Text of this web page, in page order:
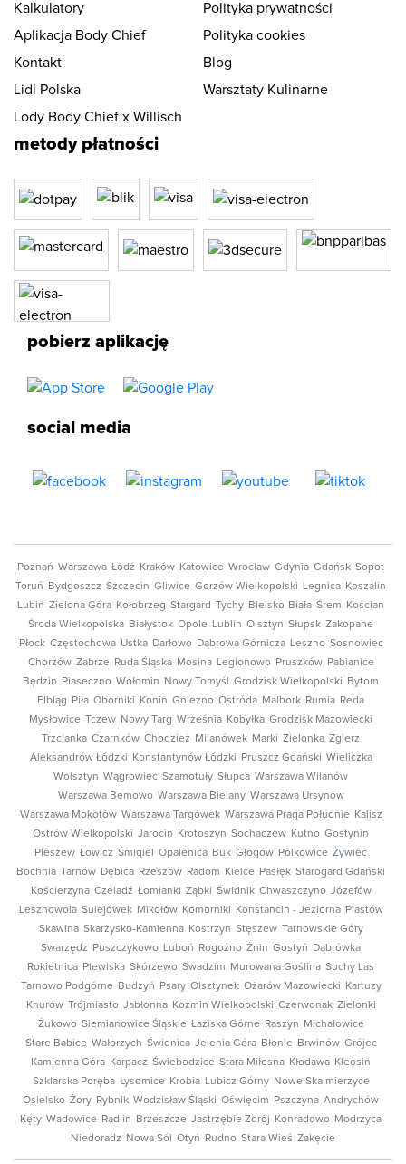
Kalkulatory
Polityka prywatności
Aplikacja Body Chief
Polityka cookies
Kontakt
Blog
Lidl Polska
Warsztaty Kulinarne
Lody Body Chief x Willisch
metody płatności
pobierz aplikację
social media
Poznań Warszawa Łódź Kraków Katowice Wrocław Gdynia Gdańsk Sopot
Toruń
Bydgoszcz Szczecin Gliwice Gorzów Wielkopolski Legnica Koszalin
Lubin Zielona Góra Kołobrzeg Stargard Tychy Bielsko-Biała Śrem
Kościan
Środa Wielkopolska Białystok Opole Lublin Olsztyn Słupsk Zakopane
Płock Częstochowa Ustka Darłowo Dąbrowa Górnicza Leszno Sosnowiec
Chorzów Zabrze Ruda Śląska Mosina Legionowo Pruszków
Pabianice
Będzin
Piaseczno Wołomin Nowy Tomyśl Grodzisk Wielkopolski
Bytom
Elbląg
Piła Oborniki Konin Gniezno Ostróda Malbork Rumia Reda
Mysłowice
Tczew Nowy Targ Września Kobyłka Grodzisk Mazowiecki
Trzcianka Czarnków Chodzież Milanówek Marki Zielonka Zgierz
Aleksandrów Łódzki
Konstantynów Łódzki Pruszcz Gdański Wieliczka
Wolsztyn Wągrowiec Szamotuły Słupca Warszawa Wilanów
Warszawa Bemowo Warszawa Bielany Warszawa Ursynów
Warszawa Mokotów Warszawa Targówek Warszawa Praga Południe
Kalisz
Ostrów Wielkopolski Jarocin Krotoszyn Sochaczew Kutno Gostynin
Pleszew Łowicz Śmigiel Opalenica Buk Głogów Polkowice Żywiec
Bochnia
Tarnów Dębica Rzeszów Radom Kielce Pasłęk Starogard Gdański
Kościerzyna Czeladź Łomianki Ząbki Świdnik Chwaszczyno Józefów
Lesznowola Sulejówek Mikołów Komorniki Konstancin - Jeziorna
Piastów
Skawina Skarżysko-Kamienna Kostrzyn Stęszew
Tarnowskie Góry
Swarzędz
Puszczykowo Luboń Rogoźno Żnin Gostyń
Dąbrówka
Rokietnica Plewiska Skórzewo Swadzim Murowana Goślina Suchy Las
Tarnowo Podgórne
Budzyń Psary Olsztynek Ożarów Mazowiecki
Kartuzy
Knurów
Trójmiasto Jabłonna Koźmin Wielkopolski Czerwonak Zielonki
Żukowo Siemianowice Śląskie Łaziska Górne Raszyn
Michałowice
Stare Babice Wałbrzych Świdnica Jelenia Góra Błonie Brwinów Grójec
Kamienna Góra Karpacz Świebodzice Stara Miłosna Kłodawa Kleosin
Szklarska Poręba Łysomice Krobia Lubicz Górny
Nowe Skalmierzyce
Osielsko Żory Rybnik Wodzisław Śląski Oświęcim Pszczyna Andrychów
Kęty Wadowice Radlin Brzeszcze Jastrzębie Zdrój Konradowo Modrzyca
Niedoradz
Nowa Sól Otyń Rudno Stara Wieś Zakęcie